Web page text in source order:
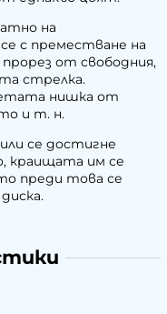
на
с преместване на
от свободния,
стрелка.
нишка от
и т. н.
се достигне
краищата им се
преди това се